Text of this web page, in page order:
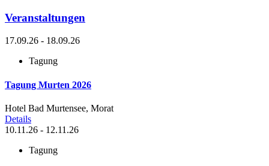
Veranstaltungen
17.09.26 - 18.09.26
Tagung
Tagung Murten 2026
Hotel Bad Murtensee, Morat
Details
10.11.26 - 12.11.26
Tagung